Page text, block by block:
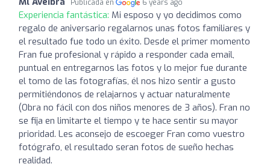
Publicada en 6 years ago
Experiencia fantástica: Mi esposo y yo decidimos como
regalo de aniversario regalarnos unas fotos familiares y
el resultado fue todo un éxito. Desde el primer momento
Fran fue profesional y rápido a responder cada email,
puntual en entregarnos las fotos y lo mejor fue durante
el tomo de las fotografías, él nos hizo sentir a gusto
permitiéndonos de relajarnos y actuar naturalmente
(Obra no fácil con dos niños menores de 3 años). Fran no
se fija en limitarte el tiempo y te hace sentir su mayor
prioridad. Les aconsejo de escoeger Fran como vuestro
fotógrafo, el resultado seran fotos de sueño hechas
realidad.